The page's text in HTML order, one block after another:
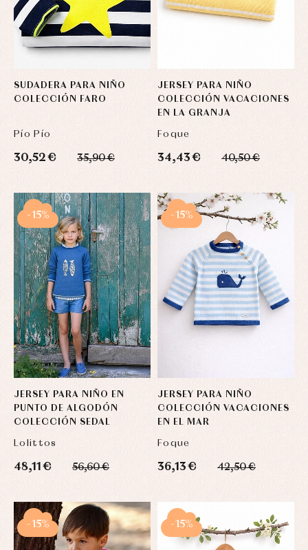
SUDADERA PARA NIÑO
COLECCIÓN FARO
Pío Pío
30,52 € 35,90 €
JERSEY PARA NIÑO
COLECCIÓN VACACIONES
EN LA GRANJA
Foque
34,43 € 40,50 €
JERSEY PARA NIÑO EN
PUNTO DE ALGODÓN
COLECCIÓN SEDAL
Lolittos
48,11 € 56,60 €
-15%
JERSEY PARA NIÑO
COLECCIÓN VACACIONES
EN EL MAR
Foque
36,13 € 42,50 €
-15%
-15% -15%
ranitas
Ropa
bodys,
Blusas
camisas
Chaquetas
y
capotas